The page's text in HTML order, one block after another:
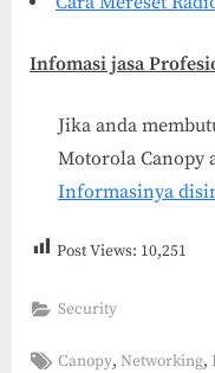
Infomasi jasa
Jika anda
Motorola Canopy
Informasinya
Post Views: 10,251
Security
Tags:
Canopy,Networking,